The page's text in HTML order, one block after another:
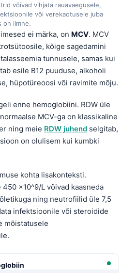
võivad vihjata rauavaegusele,
või verekaotusele juba
on ilmne.
ei märka, on MCV. MCV
kõige sagedamini
tunnusele, samas kui
esile B12 puuduse, alkoholi
hüpotüreoosi või ravimite mõju.
enne hemoglobiini. RDW üle
MCV-ga on klassikaline
ning meie RDW juhend selgitab,
on olulisem kui kumbki
kohta lisakonteksti.
×10^9/L võivad kaasneda
ning neutrofiilid üle 7,5
infektsioonile või steroidide
mõistatusele